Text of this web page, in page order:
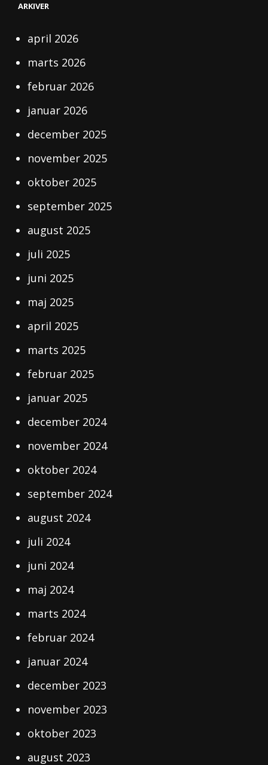
HELE
ARKIVER
april 2026
marts 2026
februar 2026
januar 2026
december 2025
november 2025
oktober 2025
september 2025
august 2025
juli 2025
juni 2025
maj 2025
april 2025
marts 2025
februar 2025
januar 2025
december 2024
november 2024
oktober 2024
september 2024
august 2024
juli 2024
juni 2024
maj 2024
marts 2024
februar 2024
januar 2024
december 2023
november 2023
oktober 2023
august 2023